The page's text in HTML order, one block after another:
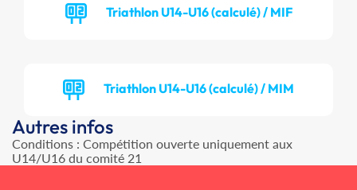
Triathlon U14-U16 (calculé) / MIF
Triathlon U14-U16 (calculé) / MIM
Autres infos
Conditions : Compétition ouverte uniquement aux
U14/U16 du comité 21